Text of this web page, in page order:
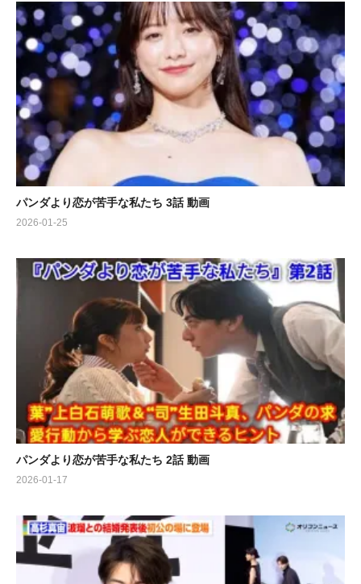
パンダより恋が苦手な私たち 3話 動画
2026-01-25
パンダより恋が苦手な私たち 2話 動画
2026-01-17